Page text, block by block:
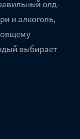
олд-
и алкоголь,
выбирает